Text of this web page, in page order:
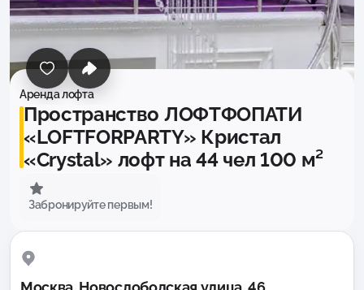
Все фото
Аренда лофта
Пространство ЛОФТФОПАТИ
«LOFTFORPARTY» Кристал
«Crystal» лофт на 44 чел 100 м²
Забронируйте первым!